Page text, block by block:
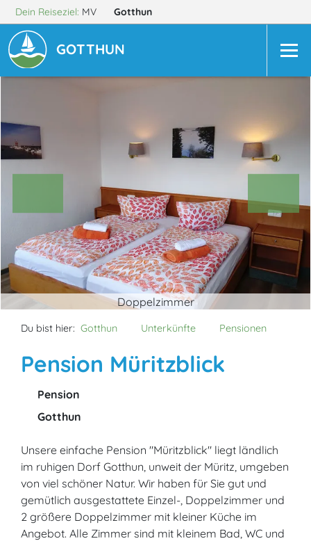
Dein Reiseziel: MV Gotthun
GOTTHUN
Doppelzimmer
Du bist hier: Gotthun Unterkünfte Pensionen
Pension Müritzblick
Pension
Gotthun
Unsere einfache Pension "Müritzblick" liegt ländlich
im ruhigen Dorf Gotthun, unweit der Müritz, umgeben
von viel schöner Natur. Wir haben für Sie gut und
gemütlich ausgestattete Einzel-, Doppelzimmer und
2 größere Doppelzimmer mit kleiner Küche im
Angebot. Alle Zimmer sind mit kleinem Bad, WC und